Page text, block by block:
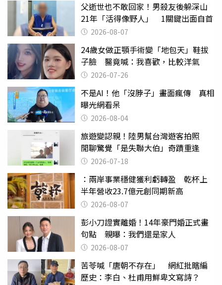
父逝世也不敢回家！男殺友後躲深山
21年「活得像野人」 1關鍵出面自首
2026-08-07
24歲女做正顎手術變「地包天」鞋拔
子臉 醫竟喊：我喜歡，比較洋氣
2026-07-26
不是AI！他「沒脖子」畫面瘋傳 真相
曝光網看呆
2026-08-04
旅遊變認親！陸男幫台灣遊客拍照
閒聊驚覺「是失聯大伯」奇蹟重逢
2026-07-18
：兩岸事業穩健獲利虧轉盈 乾杯上
半年營收23.7億元創同期新高
2026-08-07
彭小刀證實離婚！14年豪門婚正式畫
句點 親曝：我們還是家人
2026-08-07
苦苓喊「唐朝不存在」 網紅批瞎編
歷史：李白、杜甫用鮮卑文寫詩？